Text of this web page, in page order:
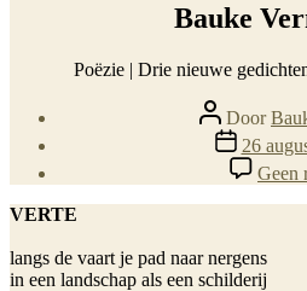
Bauke
Poëzie | Drie nieuwe
Berichtauteur
Door
26
Geen
VERTE
langs de vaart je pad naar nergens
in een landschap als een schilderij